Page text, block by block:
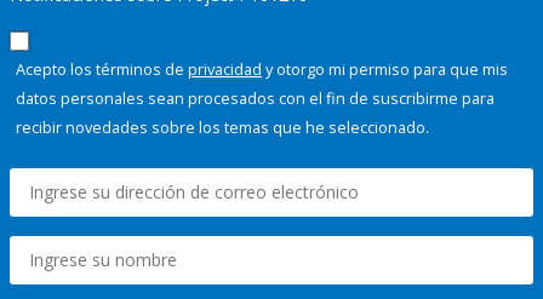
Acepto los términos de privacidad y otorgo mi permiso para que mis
datos personales sean procesados con el fin de suscribirme para
recibir novedades sobre los temas que he seleccionado.